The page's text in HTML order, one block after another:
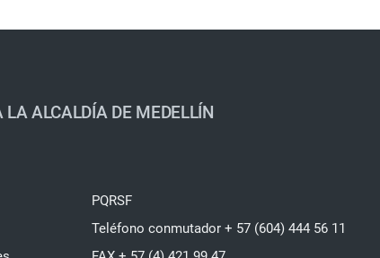
ALCALDÍA DE MEDELLÍN
PQRSF
Teléfono conmutador + 57 (604) 444 56 11